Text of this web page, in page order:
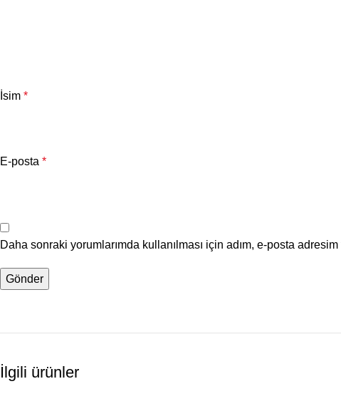
İsim *
E-posta *
Daha sonraki yorumlarımda kullanılması için adım, e-posta
İlgili ürünler